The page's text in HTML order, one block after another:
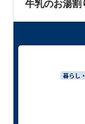
牛乳のお湯割